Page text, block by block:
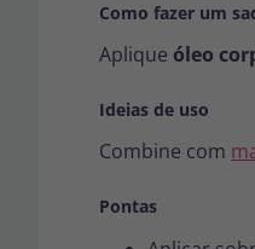
Como fazer um
Aplique óleo
Ideias de uso
Combine com
Pontas